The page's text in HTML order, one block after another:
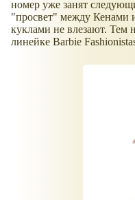
номер уже занят
"просвет" между Кенами
куклами не влезают. Тем
линейке Barbie